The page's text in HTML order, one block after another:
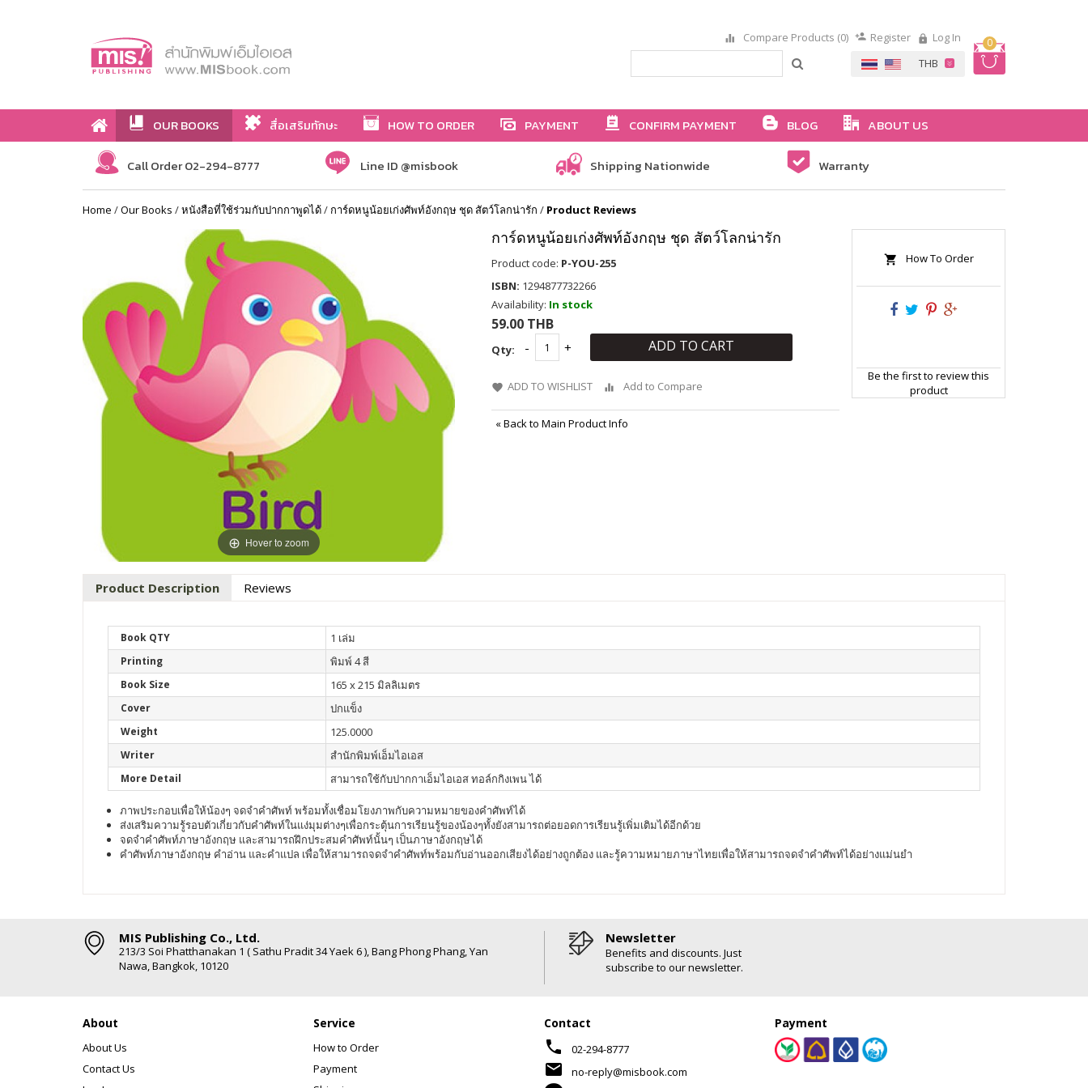
0
Compare Products (0) Register Log In
OUR BOOKS สื่อเสริมทักษะ HOW TO ORDER PAYMENT CONFIRM PAYMENT BLOG ABOUT US
Call Order 02-294-8777 Line ID @misbook Shipping Nationwide Warranty
Home /Our Books /หนังสือที่ใช้ร่วมกับปากกาพูดได้/ การ์ดหนูน้อยเก่งศัพท์อังกฤษ ชุด สัตว์โลกน่ารัก / Product Reviews
Hover to zoom
การ์ดหนูน้อยเก่งศัพท์อังกฤษ ชุด สัตว์โลกน่ารัก
Product code: P-YOU-255
ISBN: 1294877732266
Availability: In stock
59.00 THB
Qty: ADD TO CART
ADD TO WISHLIST Add to Compare
«Back to Main Product Info
How To Order
Be the first to review this
product
Product Description Reviews
Book QTY 1 เล่ม
Printing พิมพ์ 4 สี
Book Size 165 x 215 มิลลิเมตร
Cover ปกแข็ง
Weight 125.0000
Writer สำนักพิมพ์เอ็มไอเอส
More Detail สามารถใช้กับปากกาเอ็มไอเอส ทอล์กกิงเพน ได้
ภาพประกอบเพื่อให้น้องๆ จดจำคำศัพท์ พร้อมทั้งเชื่อมโยงภาพกับความหมายของคำศัพท์ได้
ส่งเสริมความรู้รอบตัวเกี่ยวกับคำศัพท์ในแง่มุมต่างๆเพื่อกระตุ้นการเรียนรู้ของน้องๆทั้งยังสามารถต่อยอดการเรียนรู้เพิ่มเติมได้อีกด้วย
จดจำคำศัพท์ภาษาอังกฤษ และสามารถฝึกประสมคำศัพท์นั้นๆ เป็นภาษาอังกฤษได้
คำศัพท์ภาษาอังกฤษ คำอ่าน และคำแปล เพื่อให้สามารถจดจำคำศัพท์พร้อมกับอ่านออกเสียงได้อย่างถูกต้อง และรู้ความหมายภาษาไทยเพื่อให้สามารถจดจำคำศัพท์ได้อย่างแม่นยำ
MIS Publishing Co., Ltd.
213/3 Soi Phatthanakan 1 ( Sathu Pradit 34 Yaek 6 ), Bang Phong Phang, Yan
Nawa, Bangkok, 10120
Newsletter
Benefits and discounts. Just
subscribe to our newsletter.
About
About Us
Contact Us
Service
How to Order
Payment
Contact
phone 02-294-8777
mail
no-reply@misbook.com
Payment